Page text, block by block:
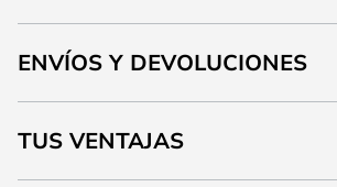
ENVÍOS Y DEVOLUCIONES
TUS VENTAJAS